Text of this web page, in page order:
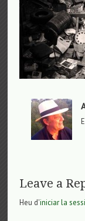
Leave a
Heu d'iniciar la